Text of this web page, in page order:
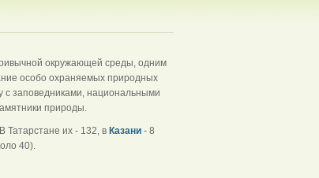
окружающей среды, одним
особо охраняемых природных
заповедниками, национальными
природы.
Татарстане их - 132, в Казани- 8
40).